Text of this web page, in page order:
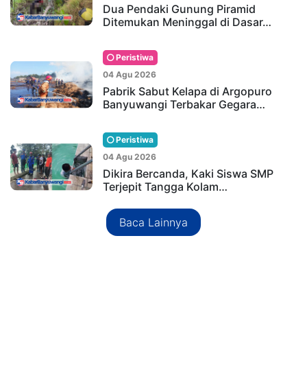
Dua Pendaki Gunung Piramid
Ditemukan Meninggal di Dasar…
Peristiwa
04 Agu 2026
Pabrik Sabut Kelapa di Argopuro
Banyuwangi Terbakar Gegara…
Peristiwa
04 Agu 2026
Dikira Bercanda, Kaki Siswa SMP
Terjepit Tangga Kolam…
Baca Lainnya